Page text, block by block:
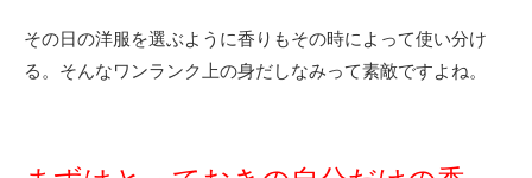
その日の洋服を選ぶように香りもその時によって使い分け
る。そんなワンランク上の身だしなみって素敵ですよね。